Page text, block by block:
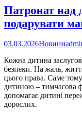
Патронат над
подарувати
03.03.2026Новини
Кожна дитина
безпеки. На жаль,
цього права. Саме тому
дитиною – тимчасова
допомагає дитині
дорослих.